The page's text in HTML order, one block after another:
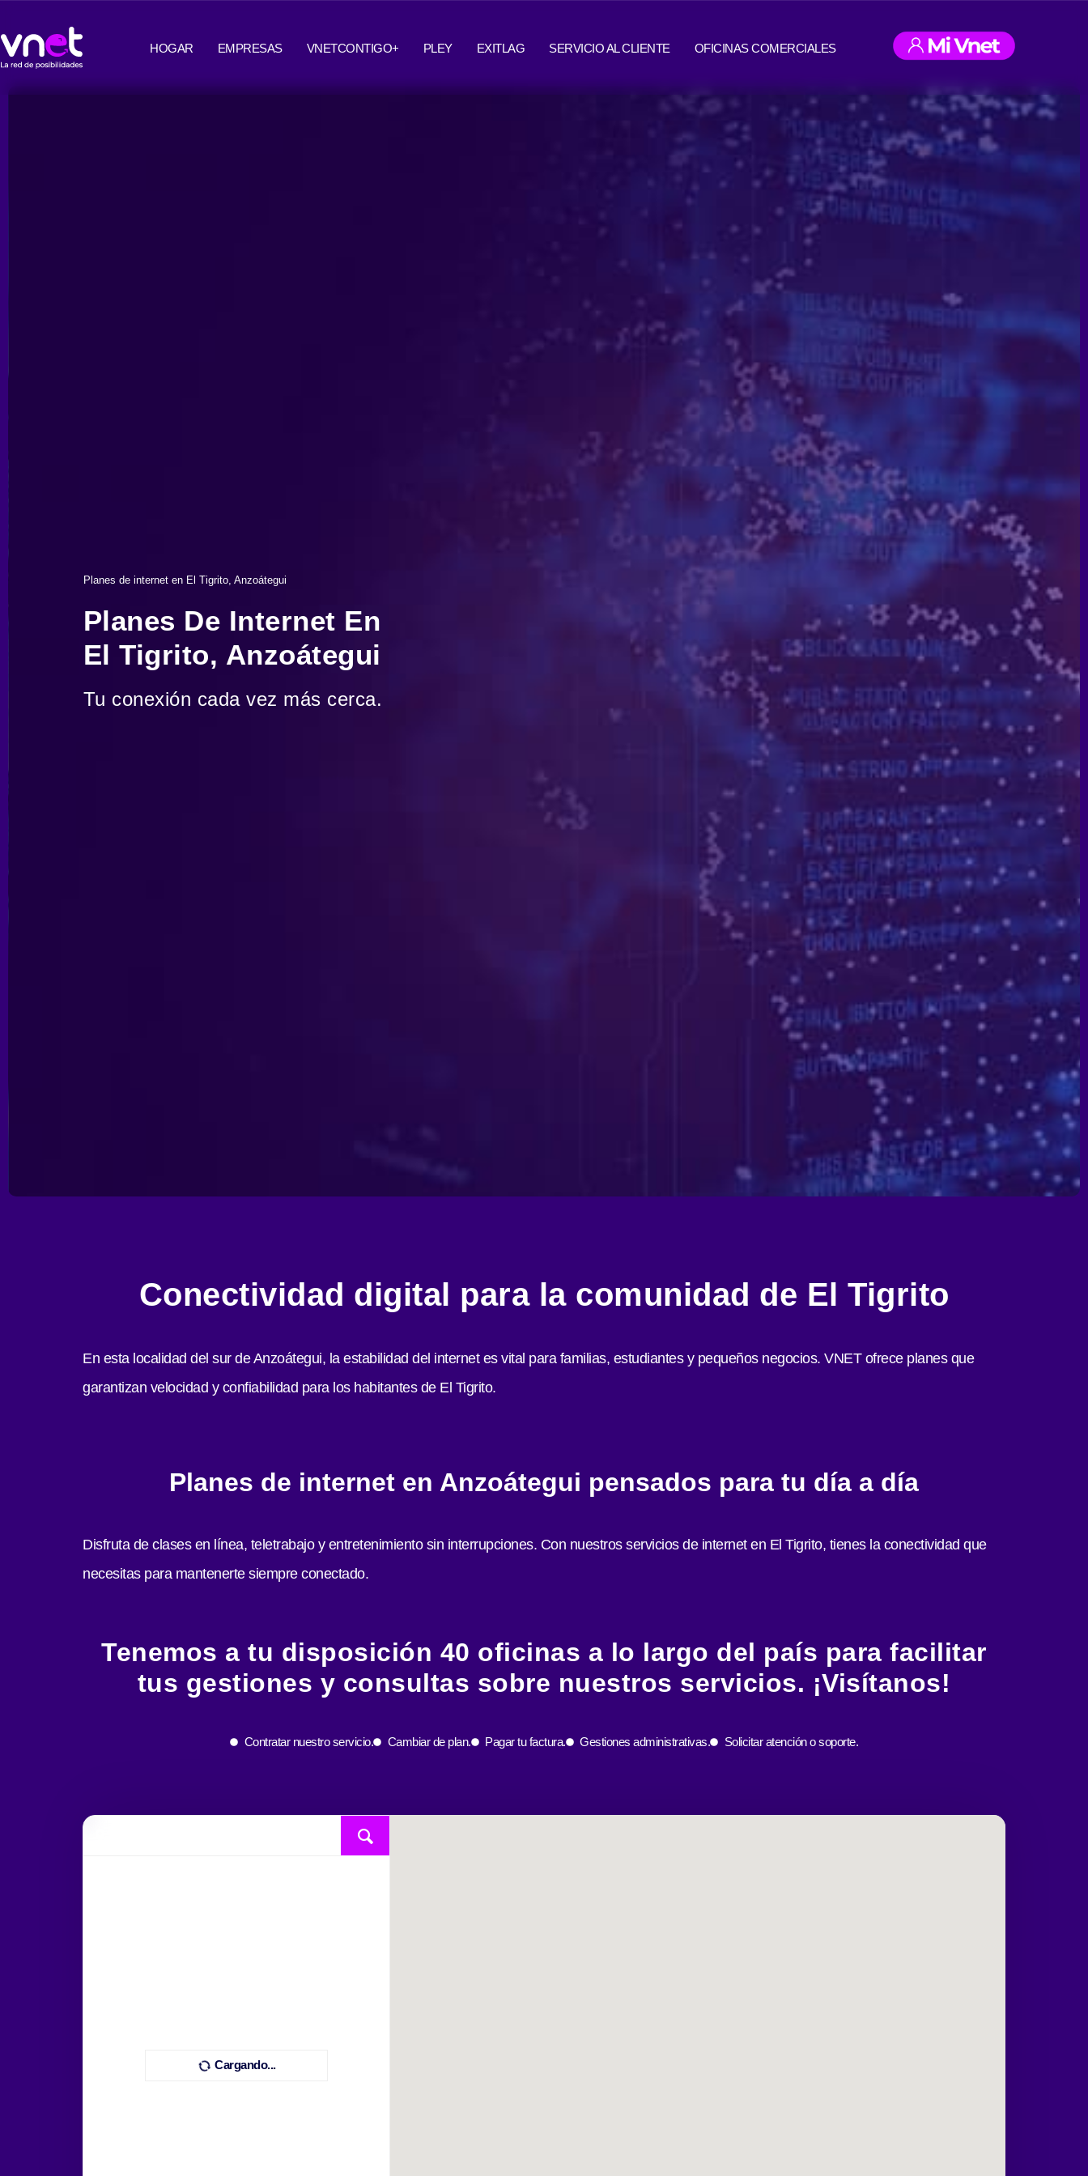
al
contenido
HOGAR EMPRESAS VNETCONTIGO+ PLEY EXITLAG SERVICIO AL CLIENTE OFICINAS COMERCIALES
Planes de internet en El Tigrito, Anzoátegui
Planes De Internet En
El Tigrito, Anzoátegui
Tu conexión cada vez más cerca.
Conectividad digital para la comunidad de El Tigrito
En esta localidad del sur de Anzoátegui, la estabilidad del internet es vital para familias, estudiantes y pequeños negocios. VNET ofrece planes que
garantizan velocidad y confiabilidad para los habitantes de El Tigrito.
Planes de internet en Anzoátegui pensados para tu día a día
Disfruta de clases en línea, teletrabajo y entretenimiento sin interrupciones. Con nuestros servicios de internet en El Tigrito, tienes la conectividad que
necesitas para mantenerte siempre conectado.
Tenemos a tu disposición 40 oficinas a lo largo del país para facilitar
tus gestiones y consultas sobre nuestros servicios. ¡Visítanos!
Contratar nuestro servicio. Cambiar de plan. Pagar tu factura. Gestiones administrativas. Solicitar atención o soporte.
Cargando...